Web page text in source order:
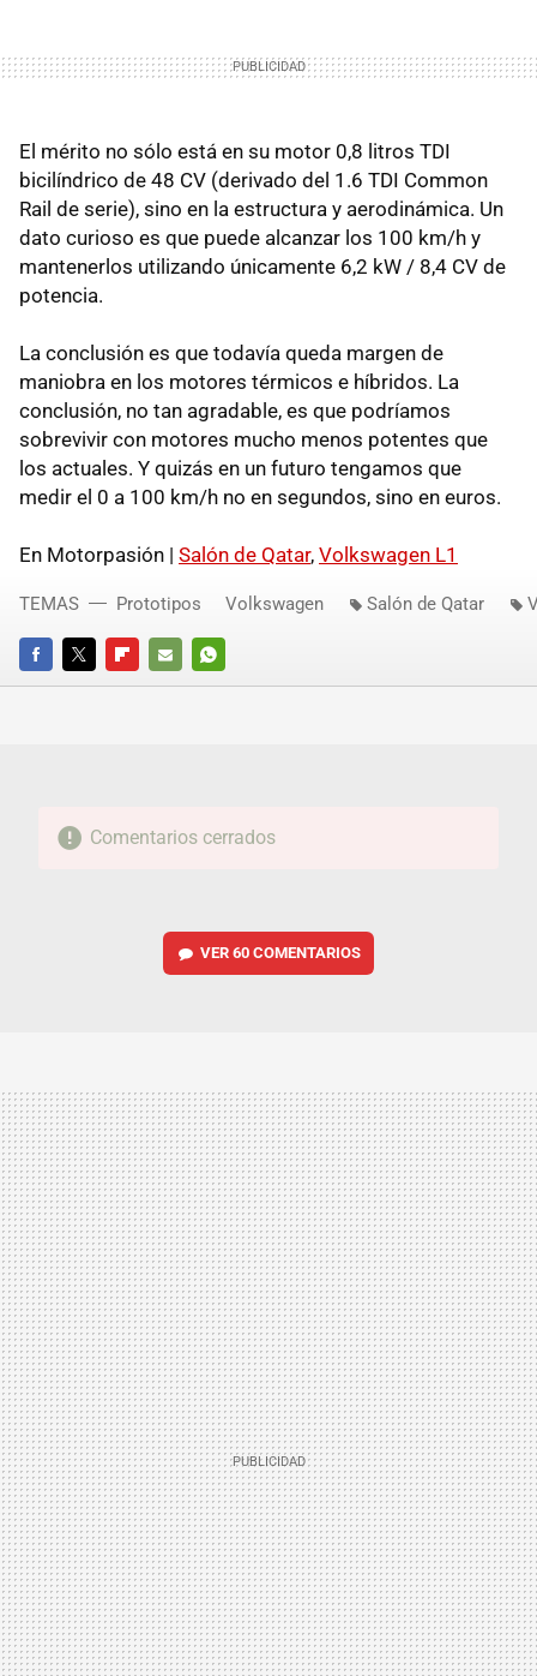
El mérito no sólo está en su motor 0,8 litros TDI
bicilíndrico de 48 CV (derivado del 1.6 TDI Common
Rail de serie), sino en la estructura y aerodinámica. Un
dato curioso es que puede alcanzar los 100 km/h y
mantenerlos utilizando únicamente 6,2 kW / 8,4 CV de
potencia.
La conclusión es que todavía queda margen de
maniobra en los motores térmicos e híbridos. La
conclusión, no tan agradable, es que podríamos
sobrevivir con motores mucho menos potentes que
los actuales. Y quizás en un futuro tengamos que
medir el 0 a 100 km/h no en segundos, sino en euros.
En Motorpasión | Salón de Qatar, Volkswagen L1
FACEBOOKTWITTERFLIPBOARD
E-
WHATSAPP
TEMAS Prototipos Volkswagen Salón de Qatar
Comentarios cerrados
VER 60 COMENTARIOS